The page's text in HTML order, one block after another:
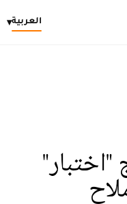
العربية▾
"اختبار"